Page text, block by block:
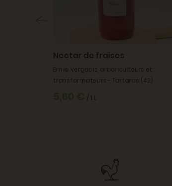
Nectar de fraises
Emile Vergeois, arboriculteurs et
transformateurs - Tartaras (42)
5,60 € / 1 L